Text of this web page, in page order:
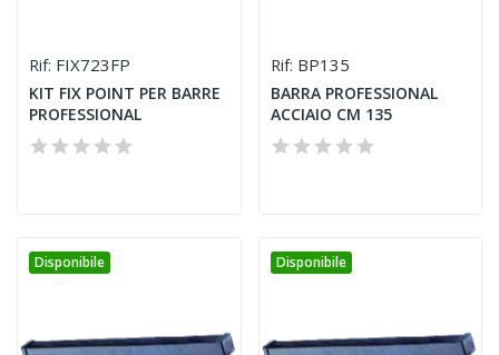
Rif: FIX723FP
KIT FIX POINT PER BARRE
PROFESSIONAL
Rif: BP135
BARRA PROFESSIONAL
ACCIAIO CM 135
Disponibile Disponibile